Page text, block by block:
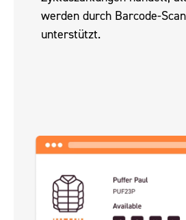
werden durch Barcode-
unterstützt.